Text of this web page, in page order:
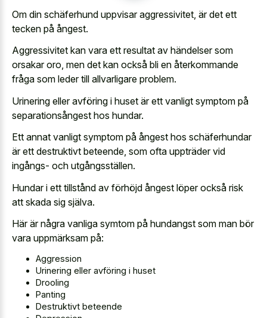
Om din schäferhund uppvisar aggressivitet, är det ett
tecken på ångest.
Aggressivitet kan vara ett resultat av händelser som
orsakar oro, men det kan också bli en återkommande
fråga som leder till allvarligare problem.
Urinering eller avföring i huset är ett vanligt symptom på
separationsångest hos hundar.
Ett annat vanligt symptom på ångest hos schäferhundar
är ett destruktivt beteende, som ofta uppträder vid
ingångs- och utgångsställen.
Hundar i ett tillstånd av förhöjd ångest löper också risk
att skada sig själva.
Här är några vanliga symtom på hundangst som man bör
vara uppmärksam på:
Aggression
Urinering eller avföring i huset
Drooling
Panting
Destruktivt beteende